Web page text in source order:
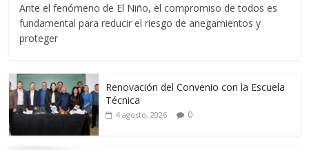
Ante el fenómeno de El Niño, el compromiso de todos es
fundamental para reducir el riesgo de anegamientos y
proteger
Renovación del Convenio con la Escuela
Técnica
4 agosto, 2026 0